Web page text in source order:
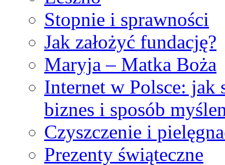
Stopnie i sprawności
Jak założyć fundację?
Maryja – Matka Boża
Internet w Polsce: jak
biznes i sposób
Czyszczenie i
Prezenty świąteczne